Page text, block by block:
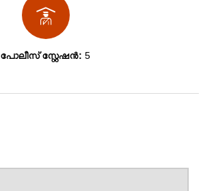
പോലീസ് സ്റ്റേഷന്‍: 5